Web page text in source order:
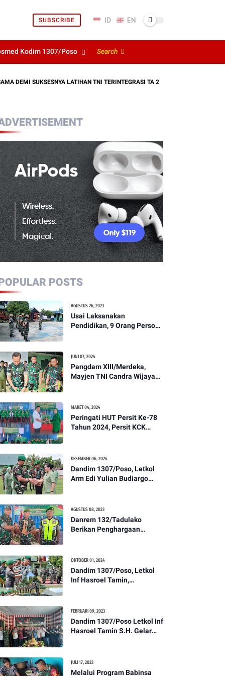
SUBSCRIBE
Kodim 1307/Poso Search
SUKSESNYA LATIHAN TNI TERINTEGRASI TA 2026
POSTS
AGUSTUS 26, 2023
Usai Laksanakan
Pendidikan, 9 Orang Personil
Ikuti Apel Pagi Dan
Pengecekan
JUNI 07, 2024
Pangdam XIII/Merdeka,
Mayjen TNI Candra Wijaya
MARET 04, 2024
Peringati HUT Persit Ke-78
Tahun 2024, Persit KCK
Kesehatan Tentang
Pencegahan DBD
DESEMBER 06, 2024
Dandim 1307/Poso, Letkol
Arm Edi Yulian Budiargo
1307/Poso
AGUSTUS 08, 2023
Danrem 132/Tadulako
Berikan Penghargaan
OKTOBER 01, 2024
Dandim 1307/Poso, Letkol
Inf Hasroel Tamin,
Kenaikan Pangkat Personel
Kodim 1307/Poso
FEBRUARI 09, 2023
Dandim 1307/Poso Letkol Inf
Hasroel Tamin S.H. Gelar
Tahun 2023
JULI 17, 2023
Melalui Program Babinsa